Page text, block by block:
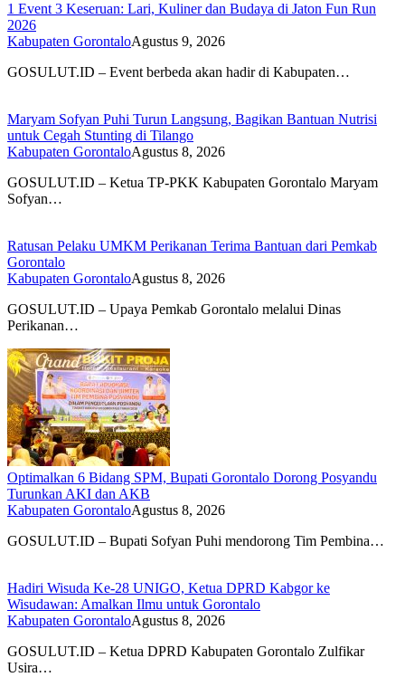
1 Event 3 Keseruan: Lari, Kuliner dan Budaya di Jaton Fun Run
2026
Kabupaten GorontaloAgustus 9, 2026
GOSULUT.ID – Event berbeda akan hadir di Kabupaten…
Maryam Sofyan Puhi Turun Langsung, Bagikan Bantuan Nutrisi
untuk Cegah Stunting di Tilango
Kabupaten GorontaloAgustus 8, 2026
GOSULUT.ID – Ketua TP-PKK Kabupaten Gorontalo Maryam
Sofyan…
Ratusan Pelaku UMKM Perikanan Terima Bantuan dari Pemkab
Gorontalo
Kabupaten GorontaloAgustus 8, 2026
GOSULUT.ID – Upaya Pemkab Gorontalo melalui Dinas
Perikanan…
Optimalkan 6 Bidang SPM, Bupati Gorontalo Dorong Posyandu
Turunkan AKI dan AKB
Kabupaten GorontaloAgustus 8, 2026
GOSULUT.ID – Bupati Sofyan Puhi mendorong Tim Pembina…
Hadiri Wisuda Ke-28 UNIGO, Ketua DPRD Kabgor ke
Wisudawan: Amalkan Ilmu untuk Gorontalo
Kabupaten GorontaloAgustus 8, 2026
GOSULUT.ID – Ketua DPRD Kabupaten Gorontalo Zulfikar
Usira…